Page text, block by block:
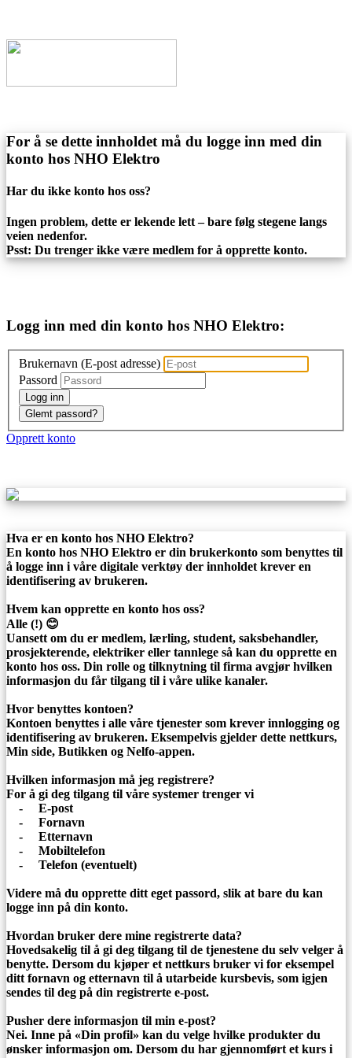
For å se dette innholdet må du logge inn med din
konto hos NHO Elektro
Har du ikke konto hos oss?
Ingen problem, dette er lekende lett – bare følg stegene langs
veien nedenfor.
Psst: Du trenger ikke være medlem for å opprette konto.
Logg inn med din konto hos NHO Elektro:
Brukernavn (E-post adresse)
Passord
Logg inn
Glemt passord?
Opprett konto
Hva er en konto hos NHO Elektro?
En konto hos NHO Elektro er din brukerkonto som benyttes til
å logge inn i våre digitale verktøy der innholdet krever en
identifisering av brukeren.
Hvem kan opprette en konto hos oss?
Alle (!) 😊
Uansett om du er medlem, lærling, student, saksbehandler,
prosjekterende, elektriker eller tannlege så kan du opprette en
konto hos oss. Din rolle og tilknytning til firma avgjør hvilken
informasjon du får tilgang til i våre ulike kanaler.
Hvor benyttes kontoen?
Kontoen benyttes i alle våre tjenester som krever innlogging og
identifisering av brukeren. Eksempelvis gjelder dette nettkurs,
Min side, Butikken og Nelfo-appen.
Hvilken informasjon må jeg registrere?
For å gi deg tilgang til våre systemer trenger vi
- E-post
- Fornavn
- Etternavn
- Mobiltelefon
- Telefon (eventuelt)
Videre må du opprette ditt eget passord, slik at bare du kan
logge inn på din konto.
Hvordan bruker dere mine registrerte data?
Hovedsakelig til å gi deg tilgang til de tjenestene du selv velger å
benytte. Dersom du kjøper et nettkurs bruker vi for eksempel
ditt fornavn og etternavn til å utarbeide kursbevis, som igjen
sendes til deg på din registrerte e-post.
Pusher dere informasjon til min e-post?
Nei. Inne på «Din profil» kan du velge hvilke produkter du
ønsker informasjon om. Dersom du har gjennomført et kurs i